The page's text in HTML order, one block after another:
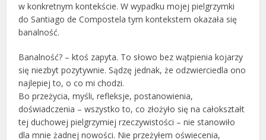
w konkretnym kontekście. W wypadku mojej pielgrzymki
do Santiago de Compostela tym kontekstem okazała się
banalność.
Banalność? – ktoś zapyta. To słowo bez wątpienia kojarzy
się niezbyt pozytywnie. Sądzę jednak, że odzwierciedla ono
najlepiej to, o co mi chodzi.
Bo przeżycia, myśli, refleksje, postanowienia,
doświadczenia – wszystko to, co złożyło się na całokształt
tej duchowej pielgrzymiej rzeczywistości – nie stanowiło
dla mnie żadnej nowości. Nie przeżyłem oświecenia,